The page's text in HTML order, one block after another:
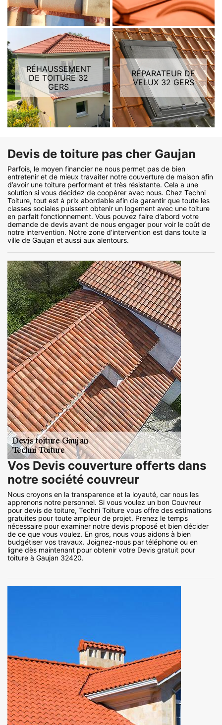
RÉHAUSSEMENT
DE TOITURE 32
GERS
RÉPARATEUR DE
VELUX 32 GERS
Devis de toiture pas cher Gaujan
Parfois, le moyen financier ne nous permet pas de bien
entretenir et de mieux travaiter notre couverture de maison afin
d’avoir une toiture performant et très résistante. Cela a une
solution si vous décidez de coopérer avec nous. Chez Techni
Toiture, tout est à prix abordable afin de garantir que toute les
classes sociales puissent obtenir un logement avec une toiture
en parfait fonctionnement. Vous pouvez faire d’abord votre
demande de devis avant de nous engager pour voir le coût de
notre intervention. Notre zone d’intervention est dans toute la
ville de Gaujan et aussi aux alentours.
Vos Devis couverture offerts dans
notre société couvreur
Nous croyons en la transparence et la loyauté, car nous les
apprenons notre personnel. Si vous voulez un bon Couvreur
pour devis de toiture, Techni Toiture vous offre des estimations
gratuites pour toute ampleur de projet. Prenez le temps
nécessaire pour examiner notre devis proposé et bien décider
de ce que vous voulez. En gros, nous vous aidons à bien
budgétiser vos travaux. Joignez-nous par téléphone ou en
ligne dès maintenant pour obtenir votre Devis gratuit pour
toiture à Gaujan 32420.